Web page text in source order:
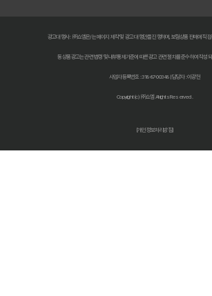
다이렉트 자동차보험 비교견적: 숨은 1cm
자동차 보험료 인상, 다이렉트 비교견적 사
광고대행사 : ㈜쇼엠은/는 페이지 제작 및 광고 대행만을 진행하며, 보험상품 판매에 직
동 상품광고는 관련 법령 및 내부통제기준에 따른 광고 관련 절차를 준수하여 작성
사업자등록번호 : 318-87-00348 | 담당자 : 이광헌
Copyright (c) ㈜쇼엠 All rights Reserved.
[개인정보처리방침]